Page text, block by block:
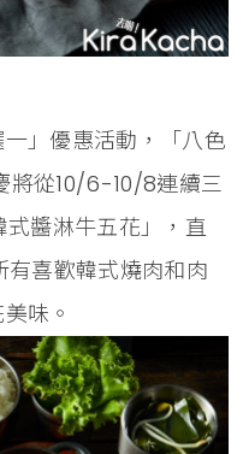
」優惠活動，「八色
將從10/6-10/8連續三
醬淋牛五花」，直
喜歡韓式燒肉和肉
味。